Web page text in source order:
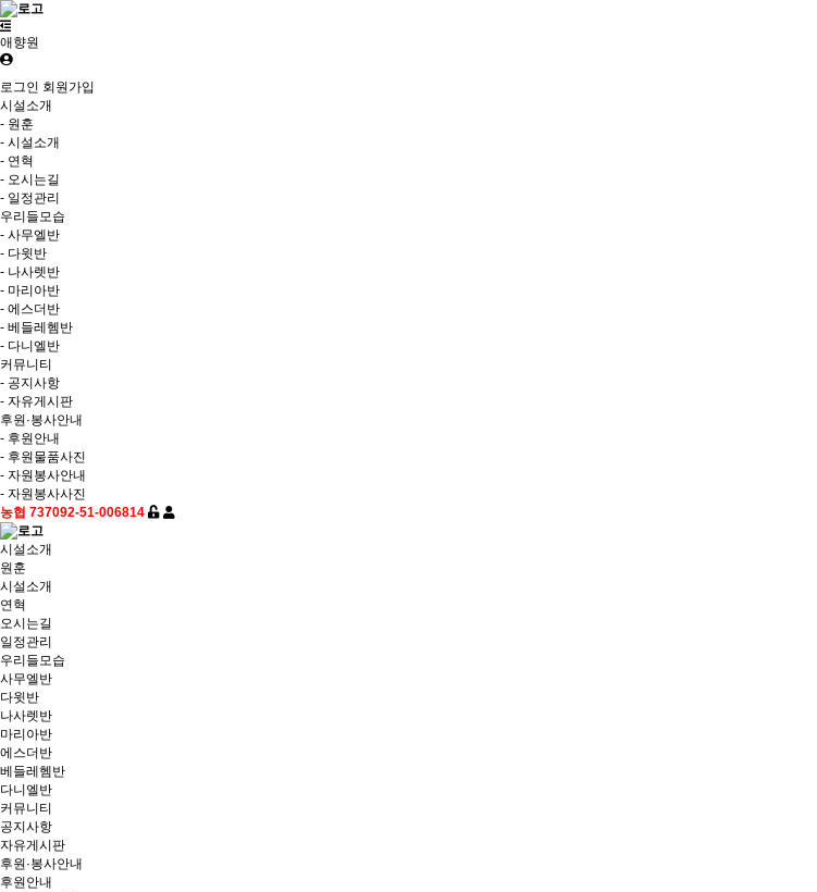
애향원
로그인 회원가입
시설소개
- 원훈
- 시설소개
- 연혁
- 오시는길
- 일정관리
우리들모습
- 사무엘반
- 다윗반
- 나사렛반
- 마리아반
- 에스더반
- 베들레헴반
- 다니엘반
커뮤니티
- 공지사항
- 자유게시판
후원·봉사안내
- 후원안내
- 후원물품사진
- 자원봉사안내
- 자원봉사사진
농협 737092-51-006814
시설소개
원훈
시설소개
연혁
오시는길
일정관리
우리들모습
사무엘반
다윗반
나사렛반
마리아반
에스더반
베들레헴반
다니엘반
커뮤니티
공지사항
자유게시판
후원·봉사안내
후원안내